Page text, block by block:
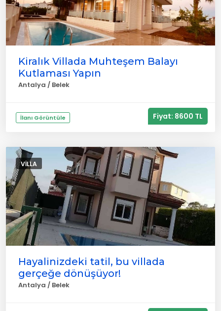
Kiralık Villada Muhteşem Balayı
Kutlaması Yapın
Antalya / Belek
İlanı Görüntüle Fiyat: 8600 TL
VILLA
Hayalinizdeki tatil, bu villada
gerçeğe dönüşüyor!
Antalya / Belek